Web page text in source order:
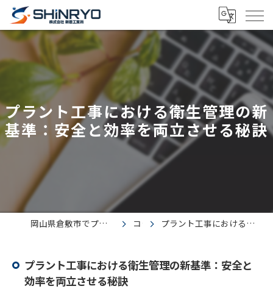
プラント工事における衛生管理の新
基準：安全と効率を両立させる秘訣
岡山県倉敷市でプラント工事の求人なら株式会社新菱工業所 コラム プラント工事における衛生管理の新基準：安全と効率を両立させる秘訣
プラント工事における衛生管理の新基準：安全と
効率を両立させる秘訣